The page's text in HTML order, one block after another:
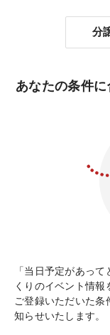
分
あなたの条件
「当日予定があっ
くりのイベント情報
ご登録いただいた条
知らせいたします。